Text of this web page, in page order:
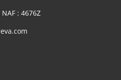
NAF : 4676Z